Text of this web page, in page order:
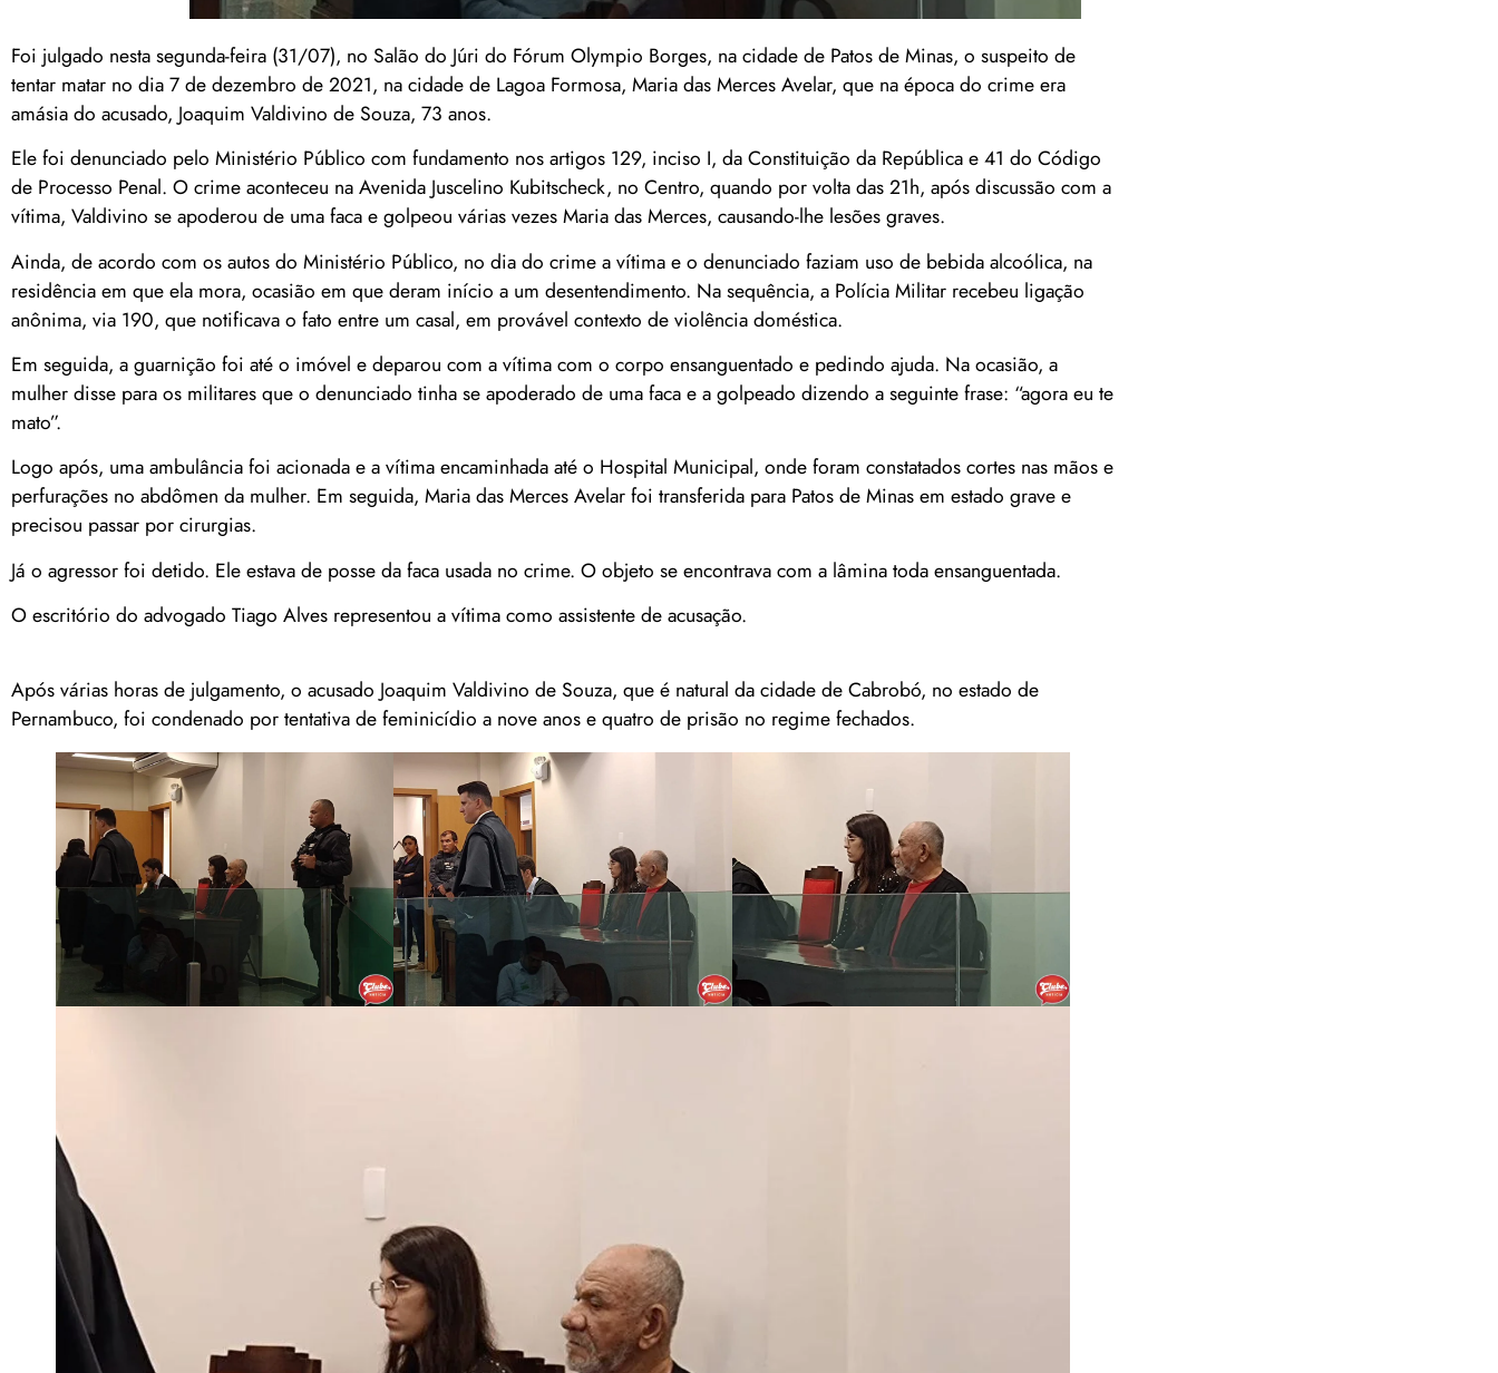
Foi julgado nesta segunda-feira (31/07), no Salão do Júri do Fórum Olympio Borges, na cidade de Patos de Minas, o suspeito de
tentar matar no dia 7 de dezembro de 2021, na cidade de Lagoa Formosa, Maria das Merces Avelar, que na época do crime era
amásia do acusado, Joaquim Valdivino de Souza, 73 anos.
Ele foi denunciado pelo Ministério Público com fundamento nos artigos 129, inciso I, da Constituição da República e 41 do Código
de Processo Penal. O crime aconteceu na Avenida Juscelino Kubitscheck, no Centro, quando por volta das 21h, após discussão com a
vítima, Valdivino se apoderou de uma faca e golpeou várias vezes Maria das Merces, causando-lhe lesões graves.
Ainda, de acordo com os autos do Ministério Público, no dia do crime a vítima e o denunciado faziam uso de bebida alcoólica, na
residência em que ela mora, ocasião em que deram início a um desentendimento. Na sequência, a Polícia Militar recebeu ligação
anônima, via 190, que notificava o fato entre um casal, em provável contexto de violência doméstica.
Em seguida, a guarnição foi até o imóvel e deparou com a vítima com o corpo ensanguentado e pedindo ajuda. Na ocasião, a
mulher disse para os militares que o denunciado tinha se apoderado de uma faca e a golpeado dizendo a seguinte frase: “agora eu te
mato”.
Logo após, uma ambulância foi acionada e a vítima encaminhada até o Hospital Municipal, onde foram constatados cortes nas mãos e
perfurações no abdômen da mulher. Em seguida, Maria das Merces Avelar foi transferida para Patos de Minas em estado grave e
precisou passar por cirurgias.
Já o agressor foi detido. Ele estava de posse da faca usada no crime. O objeto se encontrava com a lâmina toda ensanguentada.
O escritório do advogado Tiago Alves representou a vítima como assistente de acusação.
Após várias horas de julgamento, o acusado Joaquim Valdivino de Souza, que é natural da cidade de Cabrobó, no estado de
Pernambuco, foi condenado por tentativa de feminicídio a nove anos e quatro de prisão no regime fechados.